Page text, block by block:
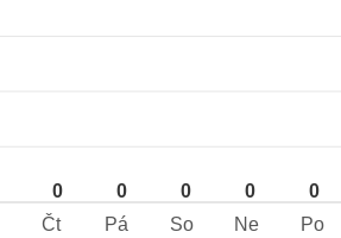
0 0 0 0 0
Čt Pá So Ne Po